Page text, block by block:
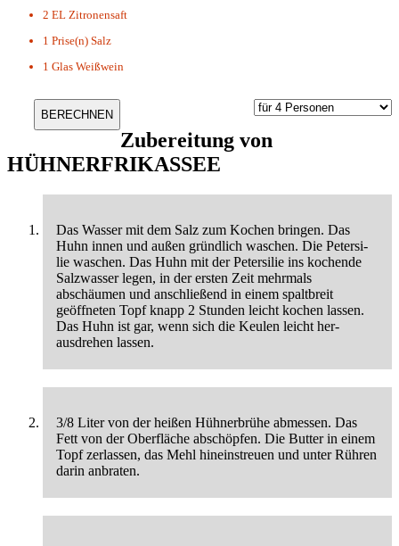
2 EL Zitronensaft
1 Prise(n) Salz
1 Glas Weißwein
Zubereitung von
HÜHNERFRIKASSEE
Das Wasser mit dem Salz zum Kochen bringen. Das
Huhn innen und außen gründlich waschen. Die Petersi-
lie waschen. Das Huhn mit der Petersilie ins kochende
Salzwasser legen, in der ersten Zeit mehrmals
abschäumen und anschließend in einem spaltbreit
geöffneten Topf knapp 2 Stunden leicht kochen lassen.
Das Huhn ist gar, wenn sich die Keulen leicht her-
ausdrehen lassen.
3/8 Liter von der heißen Hühnerbrühe abmessen. Das
Fett von der Oberfläche abschöpfen. Die Butter in einem
Topf zerlassen, das Mehl hineinstreuen und unter Rühren
darin anbraten.